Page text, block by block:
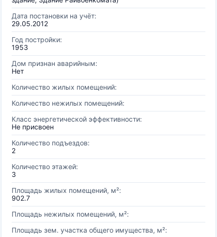
Дата постановки на учёт:
29.05.2012
Год постройки:
1953
Дом признан аварийным:
Нет
Количество жилых помещений:
Количество нежилых помещений:
Класс энергетической эффективности:
Не присвоен
Количество подъездов:
2
Количество этажей:
3
Площадь жилых помещений, м²:
902.7
Площадь нежилых помещений, м²:
Площадь зем. участка общего имущества, м²: